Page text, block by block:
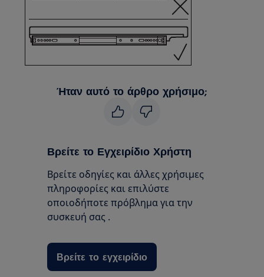
Ήταν αυτό το άρθρο χρήσιμο;
Βρείτε το Εγχειρίδιο Χρήστη
Βρείτε οδηγίες και άλλες χρήσιμες
πληροφορίες και επιλύστε
οποιοδήποτε πρόβλημα για την
συσκευή σας .
Βρείτε το εγχειρίδιο